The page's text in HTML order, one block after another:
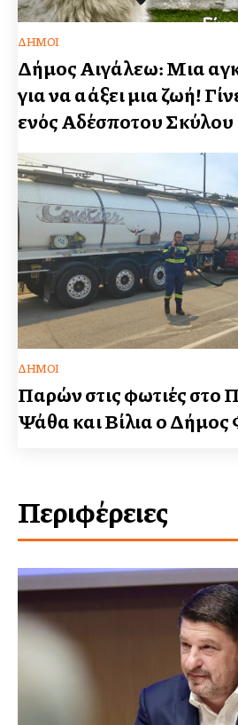
ΔΉΜΟΙ
Δήμος Αιγάλεω: Μια
για να αλλάξει μια ζωή!
ενός Αδέσποτου Σκύλου
ΔΉΜΟΙ
Παρών στις φωτιές στο
Ψάθα και Βίλια ο Δήμος
Περιφέρειες